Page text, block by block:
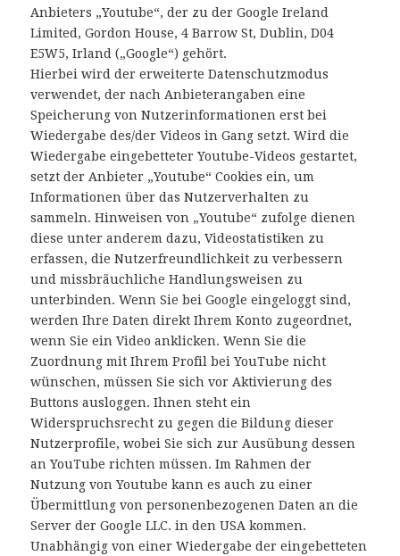
Anbieters „Youtube“, der zu der Google Ireland
Limited, Gordon House, 4 Barrow St, Dublin, D04
E5W5, Irland („Google“) gehört.
Hierbei wird der erweiterte Datenschutzmodus
verwendet, der nach Anbieterangaben eine
Speicherung von Nutzerinformationen erst bei
Wiedergabe des/der Videos in Gang setzt. Wird die
Wiedergabe eingebetteter Youtube-Videos gestartet,
setzt der Anbieter „Youtube“ Cookies ein, um
Informationen über das Nutzerverhalten zu
sammeln. Hinweisen von „Youtube“ zufolge dienen
diese unter anderem dazu, Videostatistiken zu
erfassen, die Nutzerfreundlichkeit zu verbessern
und missbräuchliche Handlungsweisen zu
unterbinden. Wenn Sie bei Google eingeloggt sind,
werden Ihre Daten direkt Ihrem Konto zugeordnet,
wenn Sie ein Video anklicken. Wenn Sie die
Zuordnung mit Ihrem Profil bei YouTube nicht
wünschen, müssen Sie sich vor Aktivierung des
Buttons ausloggen. Ihnen steht ein
Widerspruchsrecht zu gegen die Bildung dieser
Nutzerprofile, wobei Sie sich zur Ausübung dessen
an YouTube richten müssen. Im Rahmen der
Nutzung von Youtube kann es auch zu einer
Übermittlung von personenbezogenen Daten an die
Server der Google LLC. in den USA kommen.
Unabhängig von einer Wiedergabe der eingebetteten